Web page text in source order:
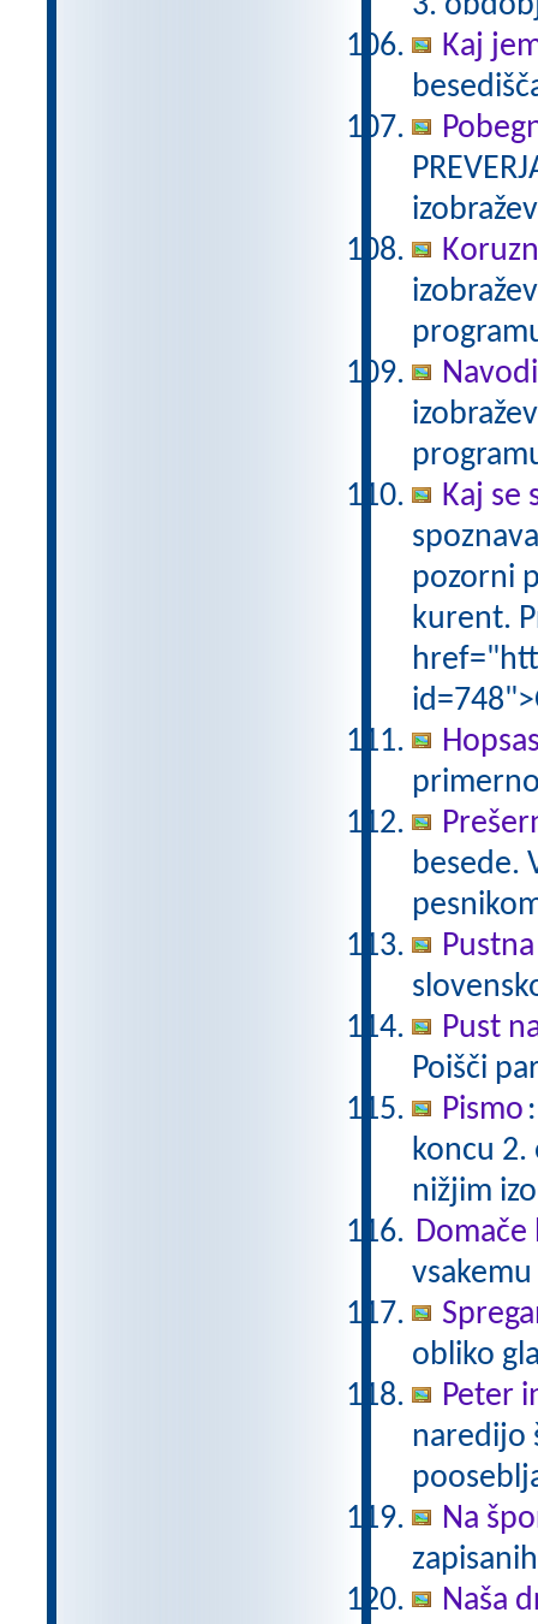
Kaj
Kaj se
pozorni
kurent.
besede.
Pust
Poišči
Pismo
koncu 2.
nižjim
Domače
obliko
Peter
naredijo
Na
Naša